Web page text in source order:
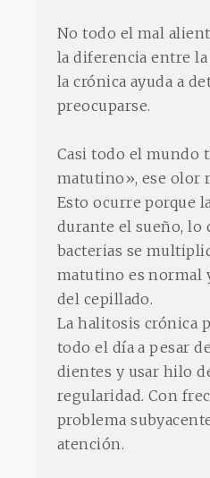
No todo el mal
la diferencia entre
la crónica ayuda a
preocuparse.
Casi todo el mundo
matutino», ese olor
Esto ocurre porque
durante el sueño, lo
bacterias se
matutino es normal
del cepillado.
La halitosis crónica
todo el día a pesar
dientes y usar hilo
regularidad. Con
problema
atención.